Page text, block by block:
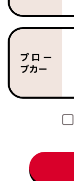
プロー
ブカー